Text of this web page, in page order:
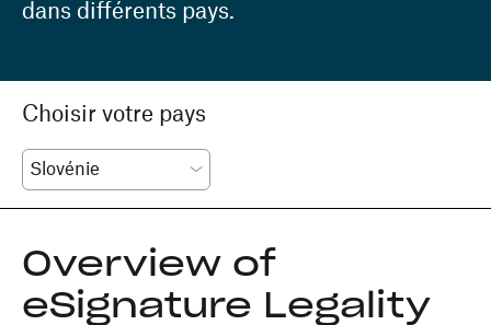
dans différents pays.
Choisir votre pays
Overview of
eSignature Legality